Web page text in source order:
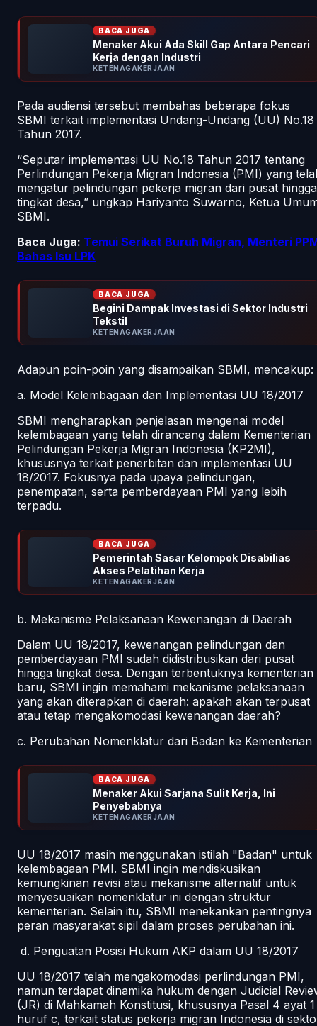
BACA JUGA
Menaker Akui Ada Skill Gap Antara Pencari
Kerja dengan Industri
KETENAGAKERJAAN
Pada audiensi tersebut membahas beberapa fokus
SBMI terkait implementasi Undang-Undang (UU) No.18
Tahun 2017.
“Seputar implementasi UU No.18 Tahun 2017 tentang
Perlindungan Pekerja Migran Indonesia (PMI) yang
mengatur pelindungan pekerja migran dari pusat hingga
tingkat desa,” ungkap Hariyanto Suwarno, Ketua
SBMI.
Baca Juga: Temui Serikat Buruh Migran, Menteri
Bahas Isu LPK
BACA JUGA
Begini Dampak Investasi di Sektor Industri
Tekstil
KETENAGAKERJAAN
Adapun poin-poin yang disampaikan SBMI, mencakup:
a. Model Kelembagaan dan Implementasi UU 18/2017
SBMI mengharapkan penjelasan mengenai model
kelembagaan yang telah dirancang dalam Kementerian
Pelindungan Pekerja Migran Indonesia (KP2MI),
khususnya terkait penerbitan dan implementasi UU
18/2017. Fokusnya pada upaya pelindungan,
penempatan, serta pemberdayaan PMI yang lebih
terpadu.
BACA JUGA
Pemerintah Sasar Kelompok Disabilias
Akses Pelatihan Kerja
KETENAGAKERJAAN
b. Mekanisme Pelaksanaan Kewenangan di Daerah
Dalam UU 18/2017, kewenangan pelindungan dan
pemberdayaan PMI sudah didistribusikan dari pusat
hingga tingkat desa. Dengan terbentuknya kementerian
baru, SBMI ingin memahami mekanisme pelaksanaan
yang akan diterapkan di daerah: apakah akan terpusat
atau tetap mengakomodasi kewenangan daerah?
c. Perubahan Nomenklatur dari Badan ke Kementerian
BACA JUGA
Menaker Akui Sarjana Sulit Kerja, Ini
Penyebabnya
KETENAGAKERJAAN
UU 18/2017 masih menggunakan istilah "Badan" untuk
kelembagaan PMI. SBMI ingin mendiskusikan
kemungkinan revisi atau mekanisme alternatif untuk
menyesuaikan nomenklatur ini dengan struktur
kementerian. Selain itu, SBMI menekankan pentingnya
peran masyarakat sipil dalam proses perubahan ini.
d. Penguatan Posisi Hukum AKP dalam UU 18/2017
UU 18/2017 telah mengakomodasi perlindungan PMI,
namun terdapat dinamika hukum dengan Judicial
(JR) di Mahkamah Konstitusi, khususnya Pasal 4 ayat 1
huruf c, terkait status pekerja migran Indonesia di